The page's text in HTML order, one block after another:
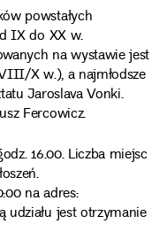
powstałych
IX do XX w.
na wystawie jest
X w.), a najmłodsze
Jaroslava Vonki.
Fercowicz.
16.00. Liczba miejsc
na adres:
udziału jest otrzymanie